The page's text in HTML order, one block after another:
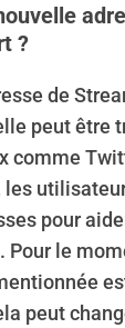
?
de
peut être
comme
les
pour
le
peut